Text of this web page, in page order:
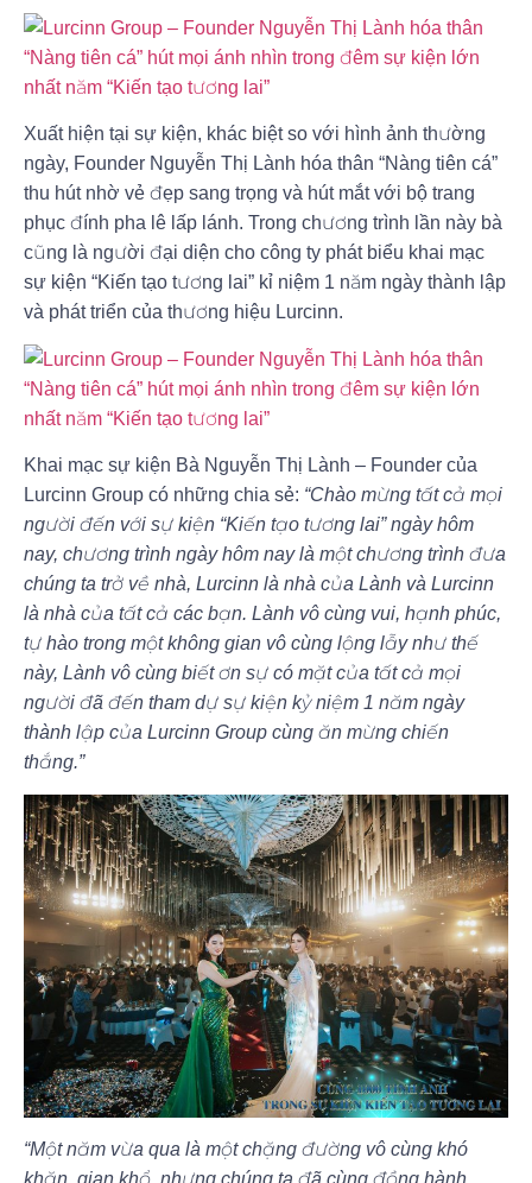
Xuất hiện tại sự kiện, khác biệt so với hình ảnh thường
ngày, Founder Nguyễn Thị Lành hóa thân “Nàng tiên cá”
thu hút nhờ vẻ đẹp sang trọng và hút mắt với bộ trang
phục đính pha lê lấp lánh. Trong chương trình lần này bà
cũng là người đại diện cho công ty phát biểu khai mạc
sự kiện “Kiến tạo tương lai” kỉ niệm 1 năm ngày thành lập
và phát triển của thương hiệu Lurcinn.
Khai mạc sự kiện Bà Nguyễn Thị Lành – Founder của
Lurcinn Group có những chia sẻ: “Chào mừng tất cả mọi
người đến với sự kiện “Kiến tạo tương lai” ngày hôm
nay, chương trình ngày hôm nay là một chương trình đưa
chúng ta trở về nhà, Lurcinn là nhà của Lành và Lurcinn
là nhà của tất cả các bạn. Lành vô cùng vui, hạnh phúc,
tự hào trong một không gian vô cùng lộng lẫy như thế
này, Lành vô cùng biết ơn sự có mặt của tất cả mọi
người đã đến tham dự sự kiện kỷ niệm 1 năm ngày
thành lập của Lurcinn Group cùng ăn mừng chiến
thắng.”
“Một năm vừa qua là một chặng đường vô cùng khó
khăn, gian khổ, nhưng chúng ta đã cùng đồng hành